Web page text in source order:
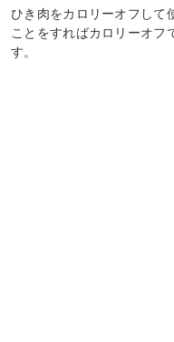
ひき肉をカロリーオフして
ことをすればカロリーオフ
す。